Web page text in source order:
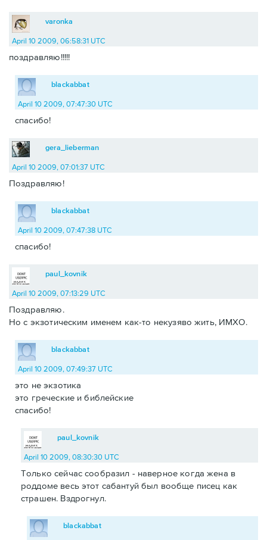
varonka
April 10 2009, 06:58:31 UTC
поздравляю!!!!!
blackabbat
April 10 2009, 07:47:30 UTC
спасибо!
gera_lieberman
April 10 2009, 07:01:37 UTC
Поздравляю!
blackabbat
April 10 2009, 07:47:38 UTC
спасибо!
paul_kovnik
April 10 2009, 07:13:29 UTC
Поздравляю.
Но с экзотическим именем как-то некузяво жить, ИМХО.
blackabbat
April 10 2009, 07:49:37 UTC
это не экзотика
это греческие и библейские
спасибо!
paul_kovnik
April 10 2009, 08:30:30 UTC
Только сейчас сообразил - наверное когда жена в
роддоме весь этот сабантуй был вообще писец как
страшен. Вздрогнул.
blackabbat